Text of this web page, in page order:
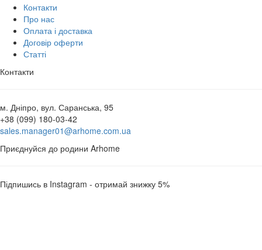
Контакти
Про нас
Оплата і доставка
Договір оферти
Статті
Контакти
м. Дніпро, вул. Саранська, 95
+38 (099) 180-03-42
sales.manager01@arhome.com.ua
Приєднуйся до родини Arhome
Підпишись в Instagram - отримай знижку 5%